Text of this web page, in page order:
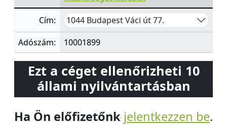
Cím: 1044 Budapest Váci út 77.
Adószám: 10001899
Ezt a céget ellenőrizheti 10
állami nyilvántartásban
Ha Ön előfizetőnk jelentkezzen be.